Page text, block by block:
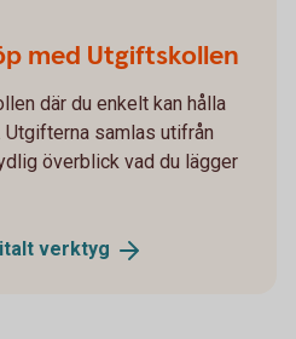
med Utgiftskollen
där du enkelt kan hålla
Utgifterna samlas utifrån
överblick vad du lägger
verktyg